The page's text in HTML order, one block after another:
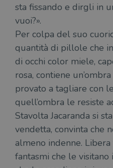
sta fissando e dirgli in
vuoi?».
Per colpa del suo
quantità di pillole che
di occhi color miele,
rosa, contiene
provato a tagliare con
quell’ombra le resiste
Stavolta Jacaranda si
vendetta, convinta che
almeno indenne.
fantasmi che le